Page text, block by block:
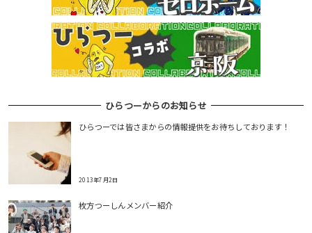
ひらつーからのお知らせ
ひらつーでは皆さまからの情報提供をお待ちしております！
2013年7月2日
枚方つーしんメンバー紹介